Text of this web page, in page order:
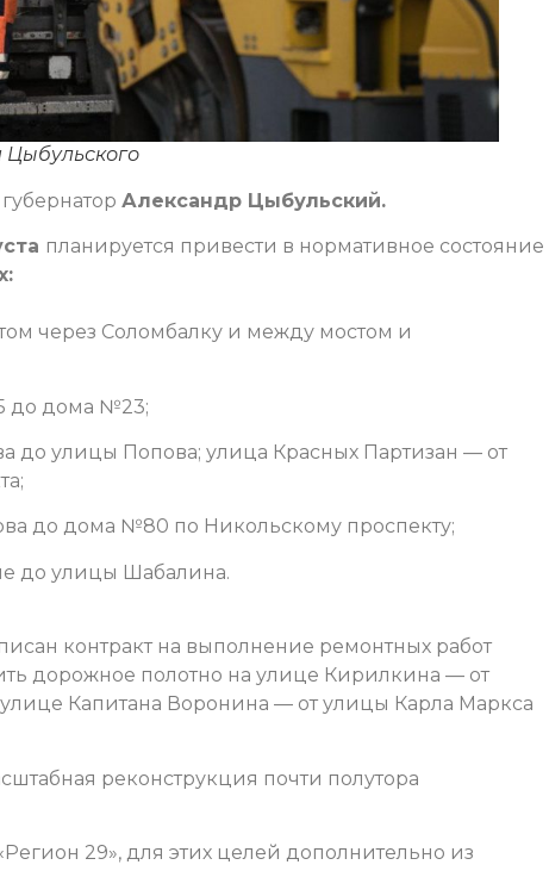
губернатор Александр Цыбульский.
планируется привести в нормативное состояние
через Соломбалку и между мостом и
до дома №23;
улицы Попова; улица Красных Партизан — от
до дома №80 по Никольскому проспекту;
до улицы Шабалина.
контракт на выполнение ремонтных работ
дорожное полотно на улице Кирилкина — от
Капитана Воронина — от улицы Карла Маркса
реконструкция почти полутора
29», для этих целей дополнительно из